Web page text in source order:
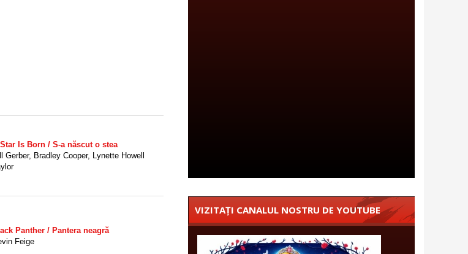
Is Born / S-a născut o stea
Gerber, Bradley Cooper, Lynette Howell
Panther / Pantera neagră
Feige
VIZITAȚI CANALUL NOSTRU DE YOUTUBE